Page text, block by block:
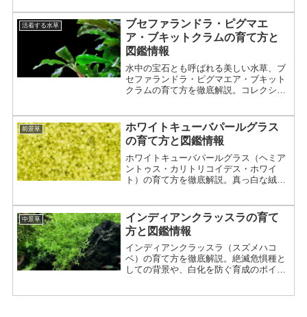
活着する水草
ブセファランドラ・ピグマエ
ア・ブキットクラムの育て方と
図鑑情報
水中の宝石とも呼ばれる美しい水草、ブ
セファランドラ・ピグマエア・ブキット
クラムの育て方を徹底解説。コレクショ
前景草
ホワイトキューバパールグラス
の育て方と図鑑情報
ホワイトキューバパールグラス（ヘミア
ントゥス・カリトリコイデス・ホワイ
ト）の育て方を徹底解説。真っ白な絨毯
中景草
インディアンクラッスラの育て
方と図鑑情報
インディアンクラッスラ（スズメハコ
ベ）の育て方を徹底解説。絶滅危惧種と
しての背景や、白化を防ぐ育成のポイン